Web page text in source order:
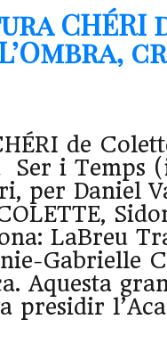
CHÉRI
de
Ser i Temps
per Daniel
LaBreu
Gabrielle
Aquesta
presidir